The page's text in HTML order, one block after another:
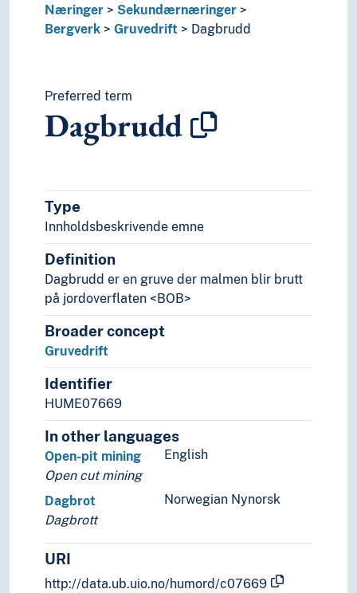
Psykologi
Realfag
Språk
Tid i enheter, stadier og perioder
Næringer
Sekundærnæringer
Bergverk
Gruvedrift Dagbrudd
Preferred term
Dagbrudd
Type
Innholdsbeskrivende emne
Definition
Dagbrudd er en gruve der malmen blir brutt
på jordoverflaten <BOB>
Broader concept
Gruvedrift
Identifier
HUME07669
In other languages
English
Open-pit mining
Open cut mining
Norwegian Nynorsk
Dagbrot
Dagbrott
URI
http://data.ub.uio.no/humord/c07669